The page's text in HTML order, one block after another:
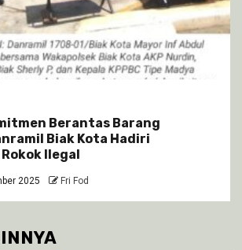
Berantas Barang
Biak Kota Hadiri
Ilegal
2025 Fri Fod